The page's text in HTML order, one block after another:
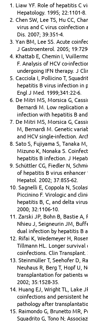
1. Liaw YF. Role of hepatitis C
Hepatology. 1995; 22:1101-8.
2. Chen SW, Lee TS, Hu CC,
virus and C virus coinfection
Dis. 2007; 39:351-4.
3. Yan BM, Lee SS. Acute
J Gastroenterol. 2005;
4. Khattab E, Chemin I,
F. Analysis of HCV co-
undergoing IFN therapy. J
5. Cacciola I, Pollicino T,
hepatitis B virus infection in
Engl J Med. 1999;341:22-6.
6. De Mitri MS, Morsica G,
Bernardi M. Low replication
infection with hepatitis B and
7. De Mitri MS, Morsica G,
M, Bernardi M. Genetic
and HCV single-infection.
8. Sato S, Fujiyama S, Tanaka
Mizuno K, Nonaka S.
hepatitis B infection. J
9. Schüttler CG, Fiedler N,
of hepatitis B virus enhancer
Hepatol. 2002; 37:855-62.
10. Sagnelli E, Coppola N,
Piccinino F. Virologic and
hepatitis B, C, and delta
2000; 32:1106-10.
11. Zarski JP, Bohn B, Bastie
Nhieu J, Seigneurin JM,
dual infection by hepatitis B
12. Rifai K, Wedemeyer H,
Tillmann HL. Longer
coinfections. Clin Transplant.
13. Steinmüller T, Seehofer D,
Neuhaus R, Berg T, Hopf U,
transplantation for patients
2002; 35:1528-35.
14. Huang EJ, Wright TL, Lake
coinfections and persistent
pathology after
15. Raimondo G, Brunetto MR,
Squadrito G, Tono N;